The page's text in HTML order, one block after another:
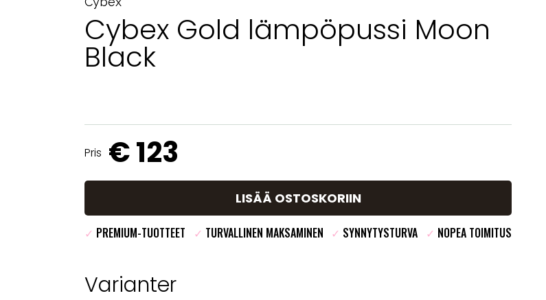
Cybex Gold lämpöpussi Moon
Black
Pris € 123
LISÄÄ OSTOSKORIIN
✓ PREMIUM-TUOTTEET ✓ TURVALLINEN MAKSAMINEN ✓ SYNNYTYSTURVA ✓ NOPEA TOIMITUS
Varianter